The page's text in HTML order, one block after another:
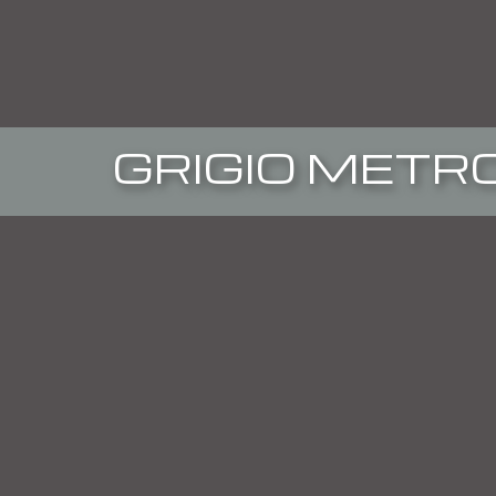
GRIGIO